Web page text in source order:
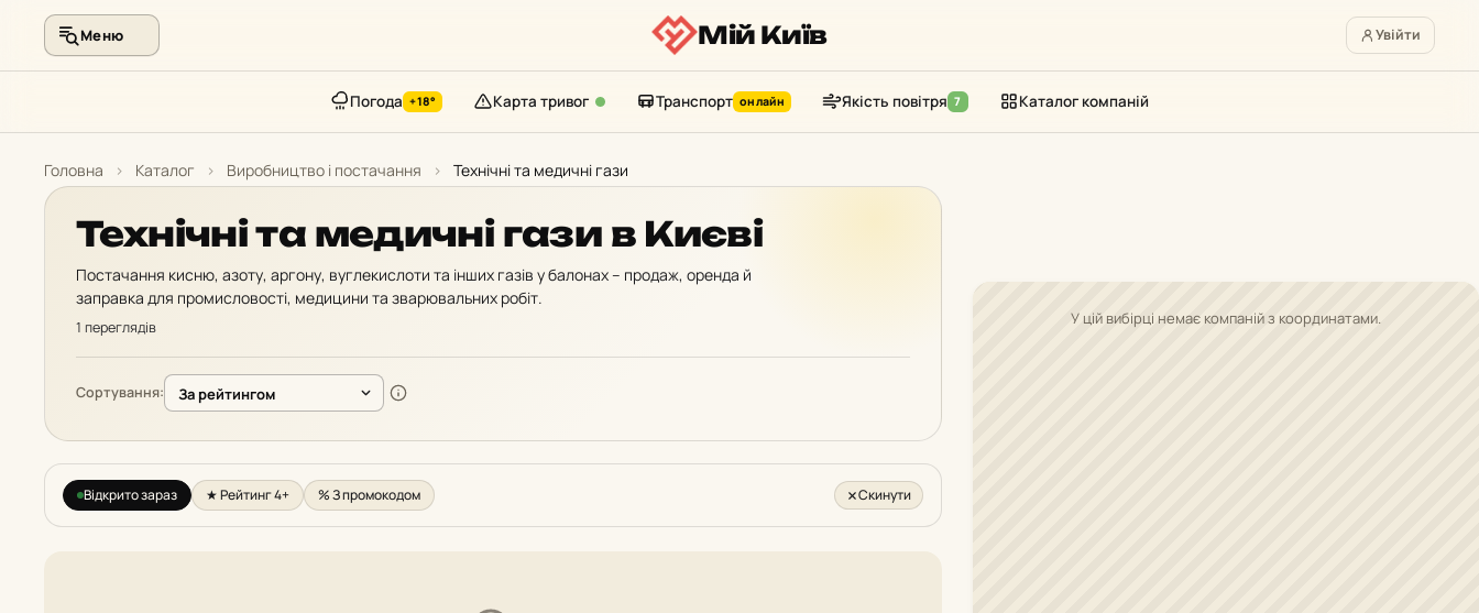
контенту
Меню Мій Київ Увійти
Погода +18° Карта тривог Транспорт онлайн Якість повітря 7 Каталог компаній
Головна › Каталог › Виробництво і постачання › Технічні та медичні гази
Технічні та медичні гази в Києві
Постачання кисню, азоту, аргону, вуглекислоти та інших газів у балонах – продаж, оренда й
заправка для промисловості, медицини та зварювальних робіт.
1 переглядів
Сортування:
Відкрито зараз ★ Рейтинг 4+ % З промокодом Скинути
У цій вибірці немає компаній з координатами.